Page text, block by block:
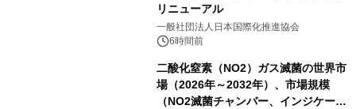
リニューアル
一般社団法人日本国際化推進協会
6時間前
二酸化窒素（NO2）ガス滅菌の世界市
場（2026年～2032年）、市場規模
（NO2滅菌チャンバー、インジケータ